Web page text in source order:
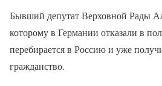
Бывший депутат Верховной Рады
которому в Германии отказали в
перебирается в Россию и уже
гражданство.